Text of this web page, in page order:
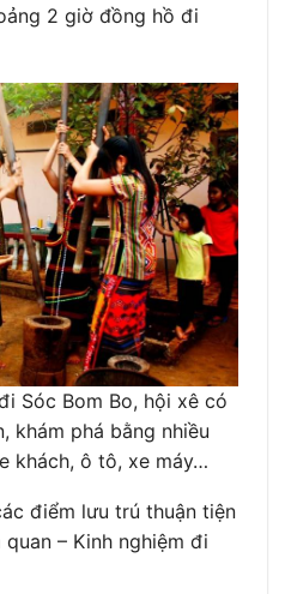
2 giờ đồng hồ đi
Sóc Bom Bo, hội xê có
khám phá bằng nhiều
khách, ô tô, xe máy…
điểm lưu trú thuận tiện
– Kinh nghiệm đi